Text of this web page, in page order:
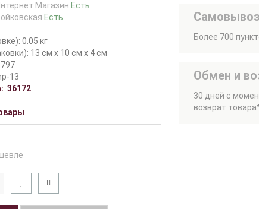
Магазин Есть
Есть
0.05 кг
13 см x 10 см x 4 см
13
36172
Самовывоз
Более 700
Обмен и
30 дней с
возврат